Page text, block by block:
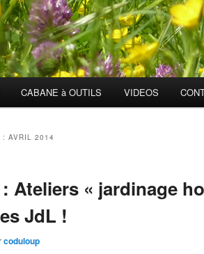
CABANE à OUTILS VIDEOS
: AVRIL 2014
Ateliers « jardinage
JdL !
coduloup